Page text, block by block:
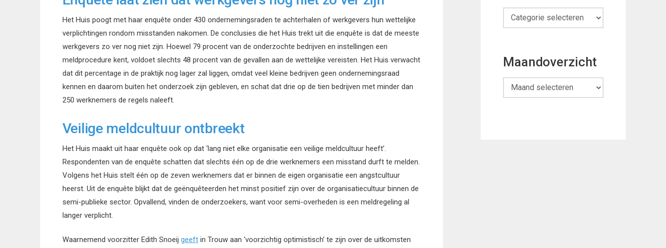
Het Huis poogt met haar enquête onder 430 ondernemingsraden te achterhalen of werkgevers hun wettelijke
verplichtingen rondom misstanden nakomen. De conclusies die het Huis trekt uit die enquête is dat de meeste
werkgevers zo ver nog niet zijn. Hoewel 79 procent van de onderzochte bedrijven en instellingen een
meldprocedure kent, voldoet slechts 48 procent van de gevallen aan de wettelijke vereisten. Het Huis verwacht
dat dit percentage in de praktijk nog lager zal liggen, omdat veel kleine bedrijven geen ondernemingsraad
kennen en daarom buiten het onderzoek zijn gebleven, en schat dat drie op de tien bedrijven met minder dan
250 werknemers de regels naleeft.
Veilige meldcultuur ontbreekt
Het Huis maakt uit haar enquête ook op dat ‘lang niet elke organisatie een veilige meldcultuur heeft’.
Respondenten van de enquête schatten dat slechts één op de drie werknemers een misstand durft te melden.
Volgens het Huis stelt één op de zeven werknemers dat er binnen de eigen organisatie een angstcultuur
heerst. Uit de enquête blijkt dat de geënquêteerden het minst positief zijn over de organisatiecultuur binnen de
semi-publieke sector. Opvallend, vinden de onderzoekers, want voor semi-overheden is een meldregeling al
langer verplicht.
Waarnemend voorzitter Edith Snoeij geeftin Trouw aan ‘voorzichtig optimistisch’ te zijn over de uitkomsten
Categorieën
Maandoverzicht
Maandoverzicht